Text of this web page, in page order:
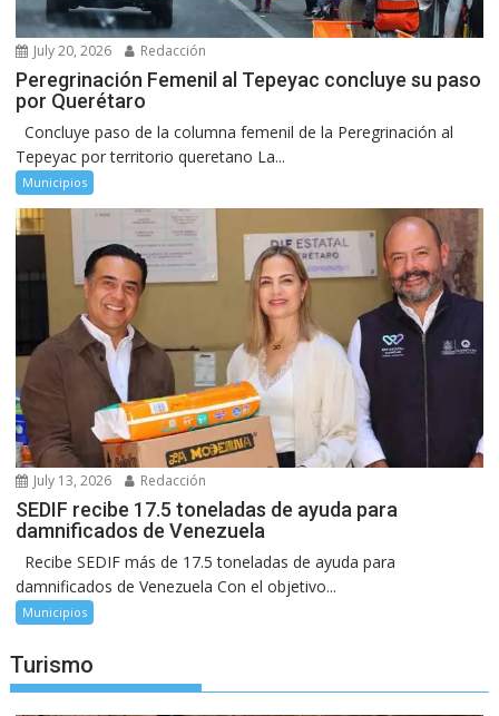
July 20, 2026 Redacción
Peregrinación Femenil al Tepeyac concluye su paso
por Querétaro
Concluye paso de la columna femenil de la Peregrinación al
Tepeyac por territorio queretano La...
Municipios
July 13, 2026 Redacción
SEDIF recibe 17.5 toneladas de ayuda para
damnificados de Venezuela
Recibe SEDIF más de 17.5 toneladas de ayuda para
damnificados de Venezuela Con el objetivo...
Municipios
Turismo